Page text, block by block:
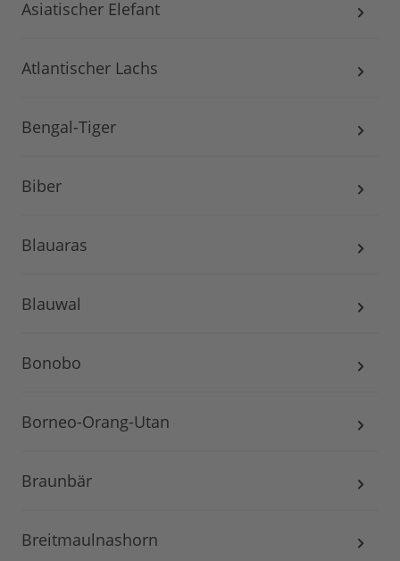
Asiatischer Elefant
Atlantischer Lachs
Bengal-Tiger
Biber
Blauaras
Blauwal
Bonobo
Borneo-Orang-Utan
Braunbär
Breitmaulnashorn